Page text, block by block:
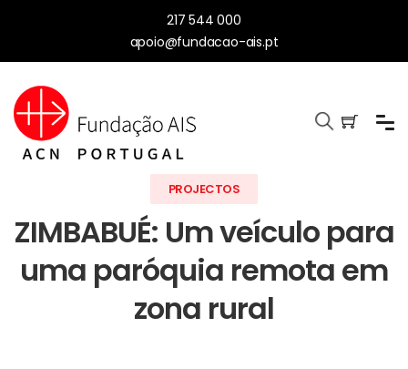
217 544 000
apoio@fundacao-ais.pt
PROJECTOS
ZIMBABUÉ: Um veículo para
uma paróquia remota em
zona rural